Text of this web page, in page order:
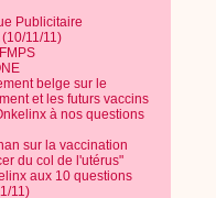
Publicitaire
11/11)
belge sur le
et les futurs vaccins
à nos questions
sur la vaccination
du col de l'utérus"
aux 10 questions
11)